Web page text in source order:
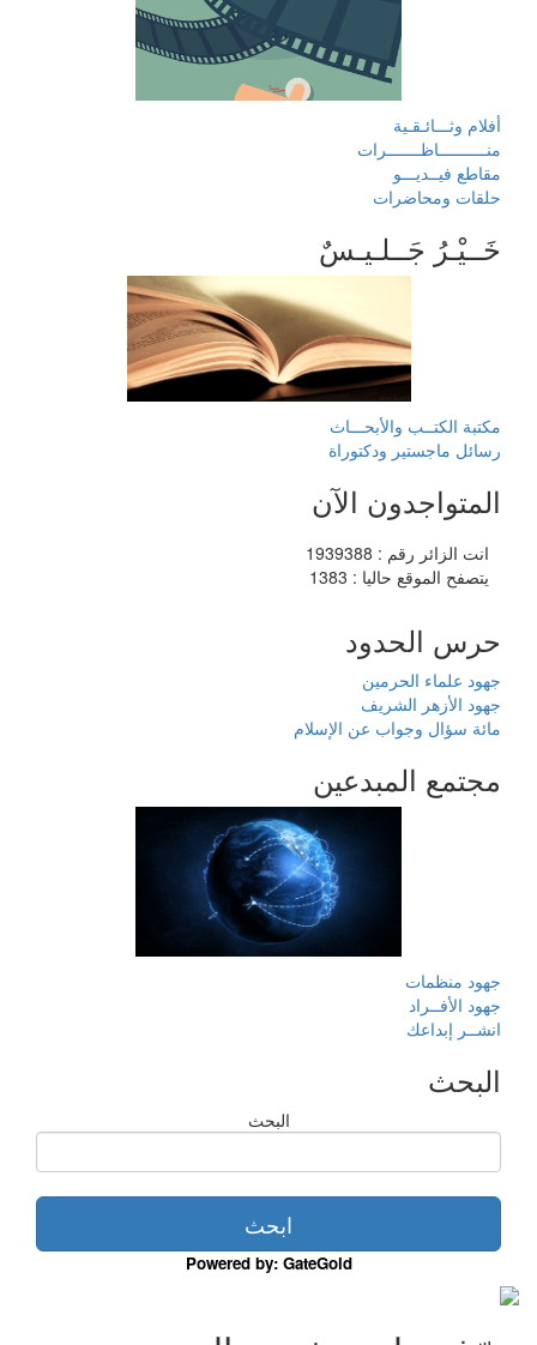
أفلام وثـــائـقـية
منــــــــــاظـــــــرات
مقاطع فيــديـــو
حلقات ومحاضرات
خَــيْـرُ جَــلـيـسٌ
مكتبة الكتــب والأبحـــاث
رسائل ماجستير ودكتوراة
المتواجدون الآن
انت الزائر رقم : 1939388
يتصفح الموقع حاليا : 1383
حرس الحدود
جهود علماء الحرمين
جهود الأزهر الشريف
مائة سؤال وجواب عن الإسلام
مجتمع المبدعين
جهود منظمات
جهود الأفــراد
انشــر إبداعك
البحث
البحث
Powered by: GateGold